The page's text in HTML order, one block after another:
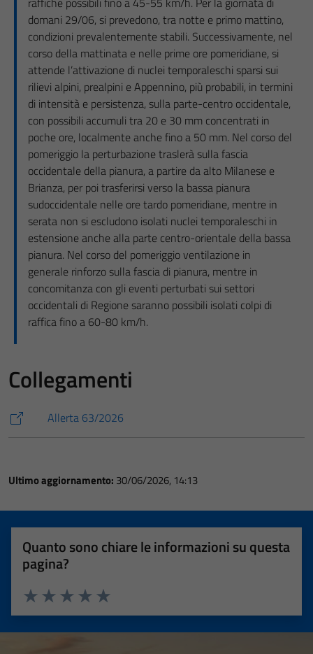
domani 29/06, si prevedono, tra notte e primo mattino,
condizioni prevalentemente stabili. Successivamente, nel
corso della mattinata e nelle prime ore pomeridiane, si
attende l’attivazione di nuclei temporaleschi sparsi sui
rilievi alpini, prealpini e Appennino, più probabili, in termini
di intensità e persistenza, sulla parte-centro occidentale,
con possibili accumuli tra 20 e 30 mm concentrati in
poche ore, localmente anche fino a 50 mm. Nel corso del
pomeriggio la perturbazione traslerà sulla fascia
occidentale della pianura, a partire da alto Milanese e
Brianza, per poi trasferirsi verso la bassa pianura
sudoccidentale nelle ore tardo pomeridiane, mentre in
serata non si escludono isolati nuclei temporaleschi in
estensione anche alla parte centro-orientale della bassa
pianura. Nel corso del pomeriggio ventilazione in
generale rinforzo sulla fascia di pianura, mentre in
concomitanza con gli eventi perturbati sui settori
occidentali di Regione saranno possibili isolati colpi di
raffica fino a 60-80 km/h.
Collegamenti
Allerta 63/2026
Ultimo aggiornamento: 30/06/2026, 14:13
Quanto sono chiare le informazioni su questa
pagina?
Valuta 5 stelle su 5
Valuta 4 stelle su 5
Valuta 3 stelle su 5
Valuta 2 stelle su 5
Valuta 1 stelle su 5